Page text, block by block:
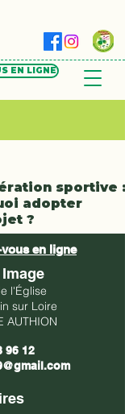
EN LIGNE
sportive :
adopter
?
en ligne
l'Église
sur Loire
AUTHION
96 12